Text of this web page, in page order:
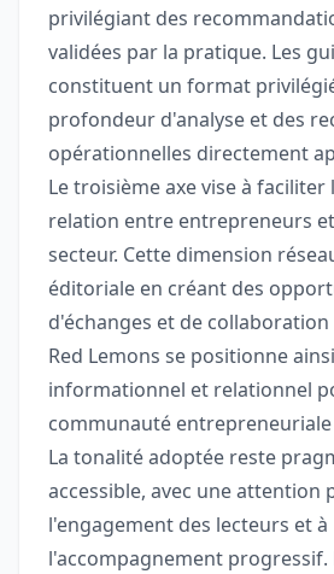
privilégiant des
validées par la pratique. Les
constituent un format
profondeur d'analyse et des
opérationnelles directement
Le troisième axe vise à faciliter
relation entre entrepreneurs
secteur. Cette dimension
éditoriale en créant des
d'échanges et de
Red Lemons se positionne
informationnel et relationnel
communauté
La tonalité adoptée reste
accessible, avec une attention
l'engagement des lecteurs et à
l'accompagnement progressif.